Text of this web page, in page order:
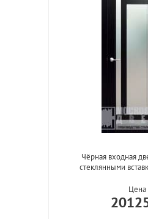
Чёрная входная
стеклянными
Цена